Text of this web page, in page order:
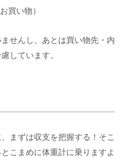
お買い物）
せんし、あとは買い物先・内
しています。
まずは収支を把握する！そこ
こまめに体重計に乗りますよ